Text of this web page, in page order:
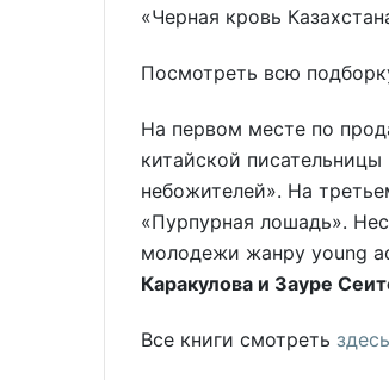
«Черная кровь
Посмотреть всю
На первом месте по
китайской писательницы
небожителей». На
«Пурпурная лошадь».
молодежи жанру young
Каракулова и Зауре
Все книги смотреть